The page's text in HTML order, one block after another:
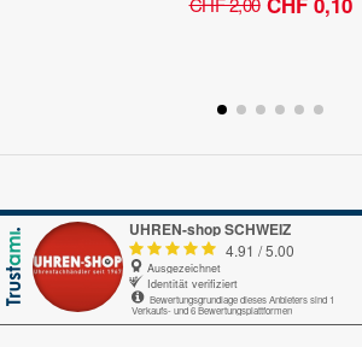
UHREN-shop SCHWEIZ
4.91 /5.00
Ausgezeichnet
Identität verifiziert
Bewertungsgrundlage dieses Anbieters sind 1
Verkaufs- und 6 Bewertungsplattformen